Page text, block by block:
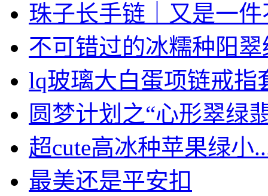
珠子长手链｜又是一件
不可错过的冰糯种阳翠
lq玻璃大白蛋项链戒指
圆梦计划之“心形翠绿
超cute高冰种苹果绿小
最美还是平安扣